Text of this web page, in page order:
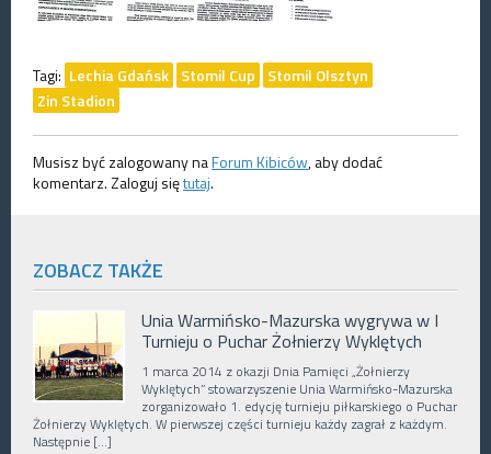
Tagi: Lechia Gdańsk Stomil Cup
Stomil Olsztyn
Zin Stadion
Musisz być zalogowany naForum Kibiców, aby dodać
komentarz. Zaloguj siętutaj.
ZOBACZ TAKŻE
Unia Warmińsko-Mazurska wygrywa w I
Turnieju o Puchar Żołnierzy Wyklętych
1 marca 2014 z okazji Dnia Pamięci „Żołnierzy
Wyklętych” stowarzyszenie Unia Warmińsko-Mazurska
zorganizowało 1. edycję turnieju piłkarskiego o Puchar
Żołnierzy Wyklętych. W pierwszej części turnieju każdy zagrał z każdym.
Następnie […]